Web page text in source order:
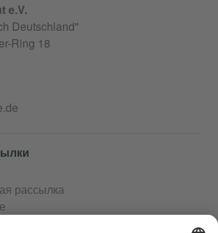
e.V.
Deutschland"
Ring 18
рассылка